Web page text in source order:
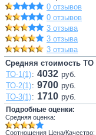
0 отзывов
0 отзывов
3 отзыва
3 отзыва
3 отзыва
Средняя стоимость ТО
ТО-1(1): 4032 руб.
ТО-2(1): 9700 руб.
ТО-3(1): 1710 руб.
Подробные оценки:
Средняя оценка:
Соотношения Цена/Качество: